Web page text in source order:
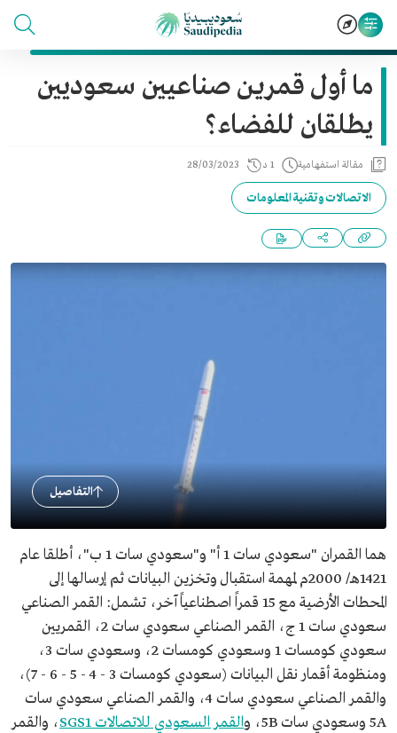
ما أول قمرين صناعيين سعوديين
يطلقان للفضاء؟
مقالة استفهامية 1 د 28/03/2023
الاتصالات وتقنية المعلومات
التفاصيل
هما القمران "سعودي سات 1 أ" و"سعودي سات 1 ب"، أطلقا عام
1421هـ/ 2000م لمهمة استقبال وتخزين البيانات ثم إرسالها إلى
المحطات الأرضية مع 15 قمراً اصطناعياً آخر، تشمل: القمر الصناعي
سعودي سات 1 ج، القمر الصناعي سعودي سات 2، القمريين
سعودي كومسات 1 وسعودي كومسات 2، وسعودي سات 3،
ومنظومة أقمار نقل البيانات (سعودي كومسات 3 - 4 - 5 - 6 - 7)،
والقمر الصناعي سعودي سات 4، والقمر الصناعي سعودي سات
5A وسعودي سات 5B، و
القمر السعودي للاتصالات SGS1
، والقمر